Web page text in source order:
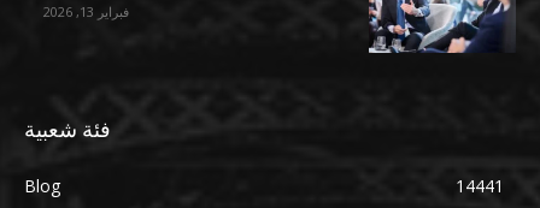
فبراير 13, 2026
فئة شعبية
Blog
14441